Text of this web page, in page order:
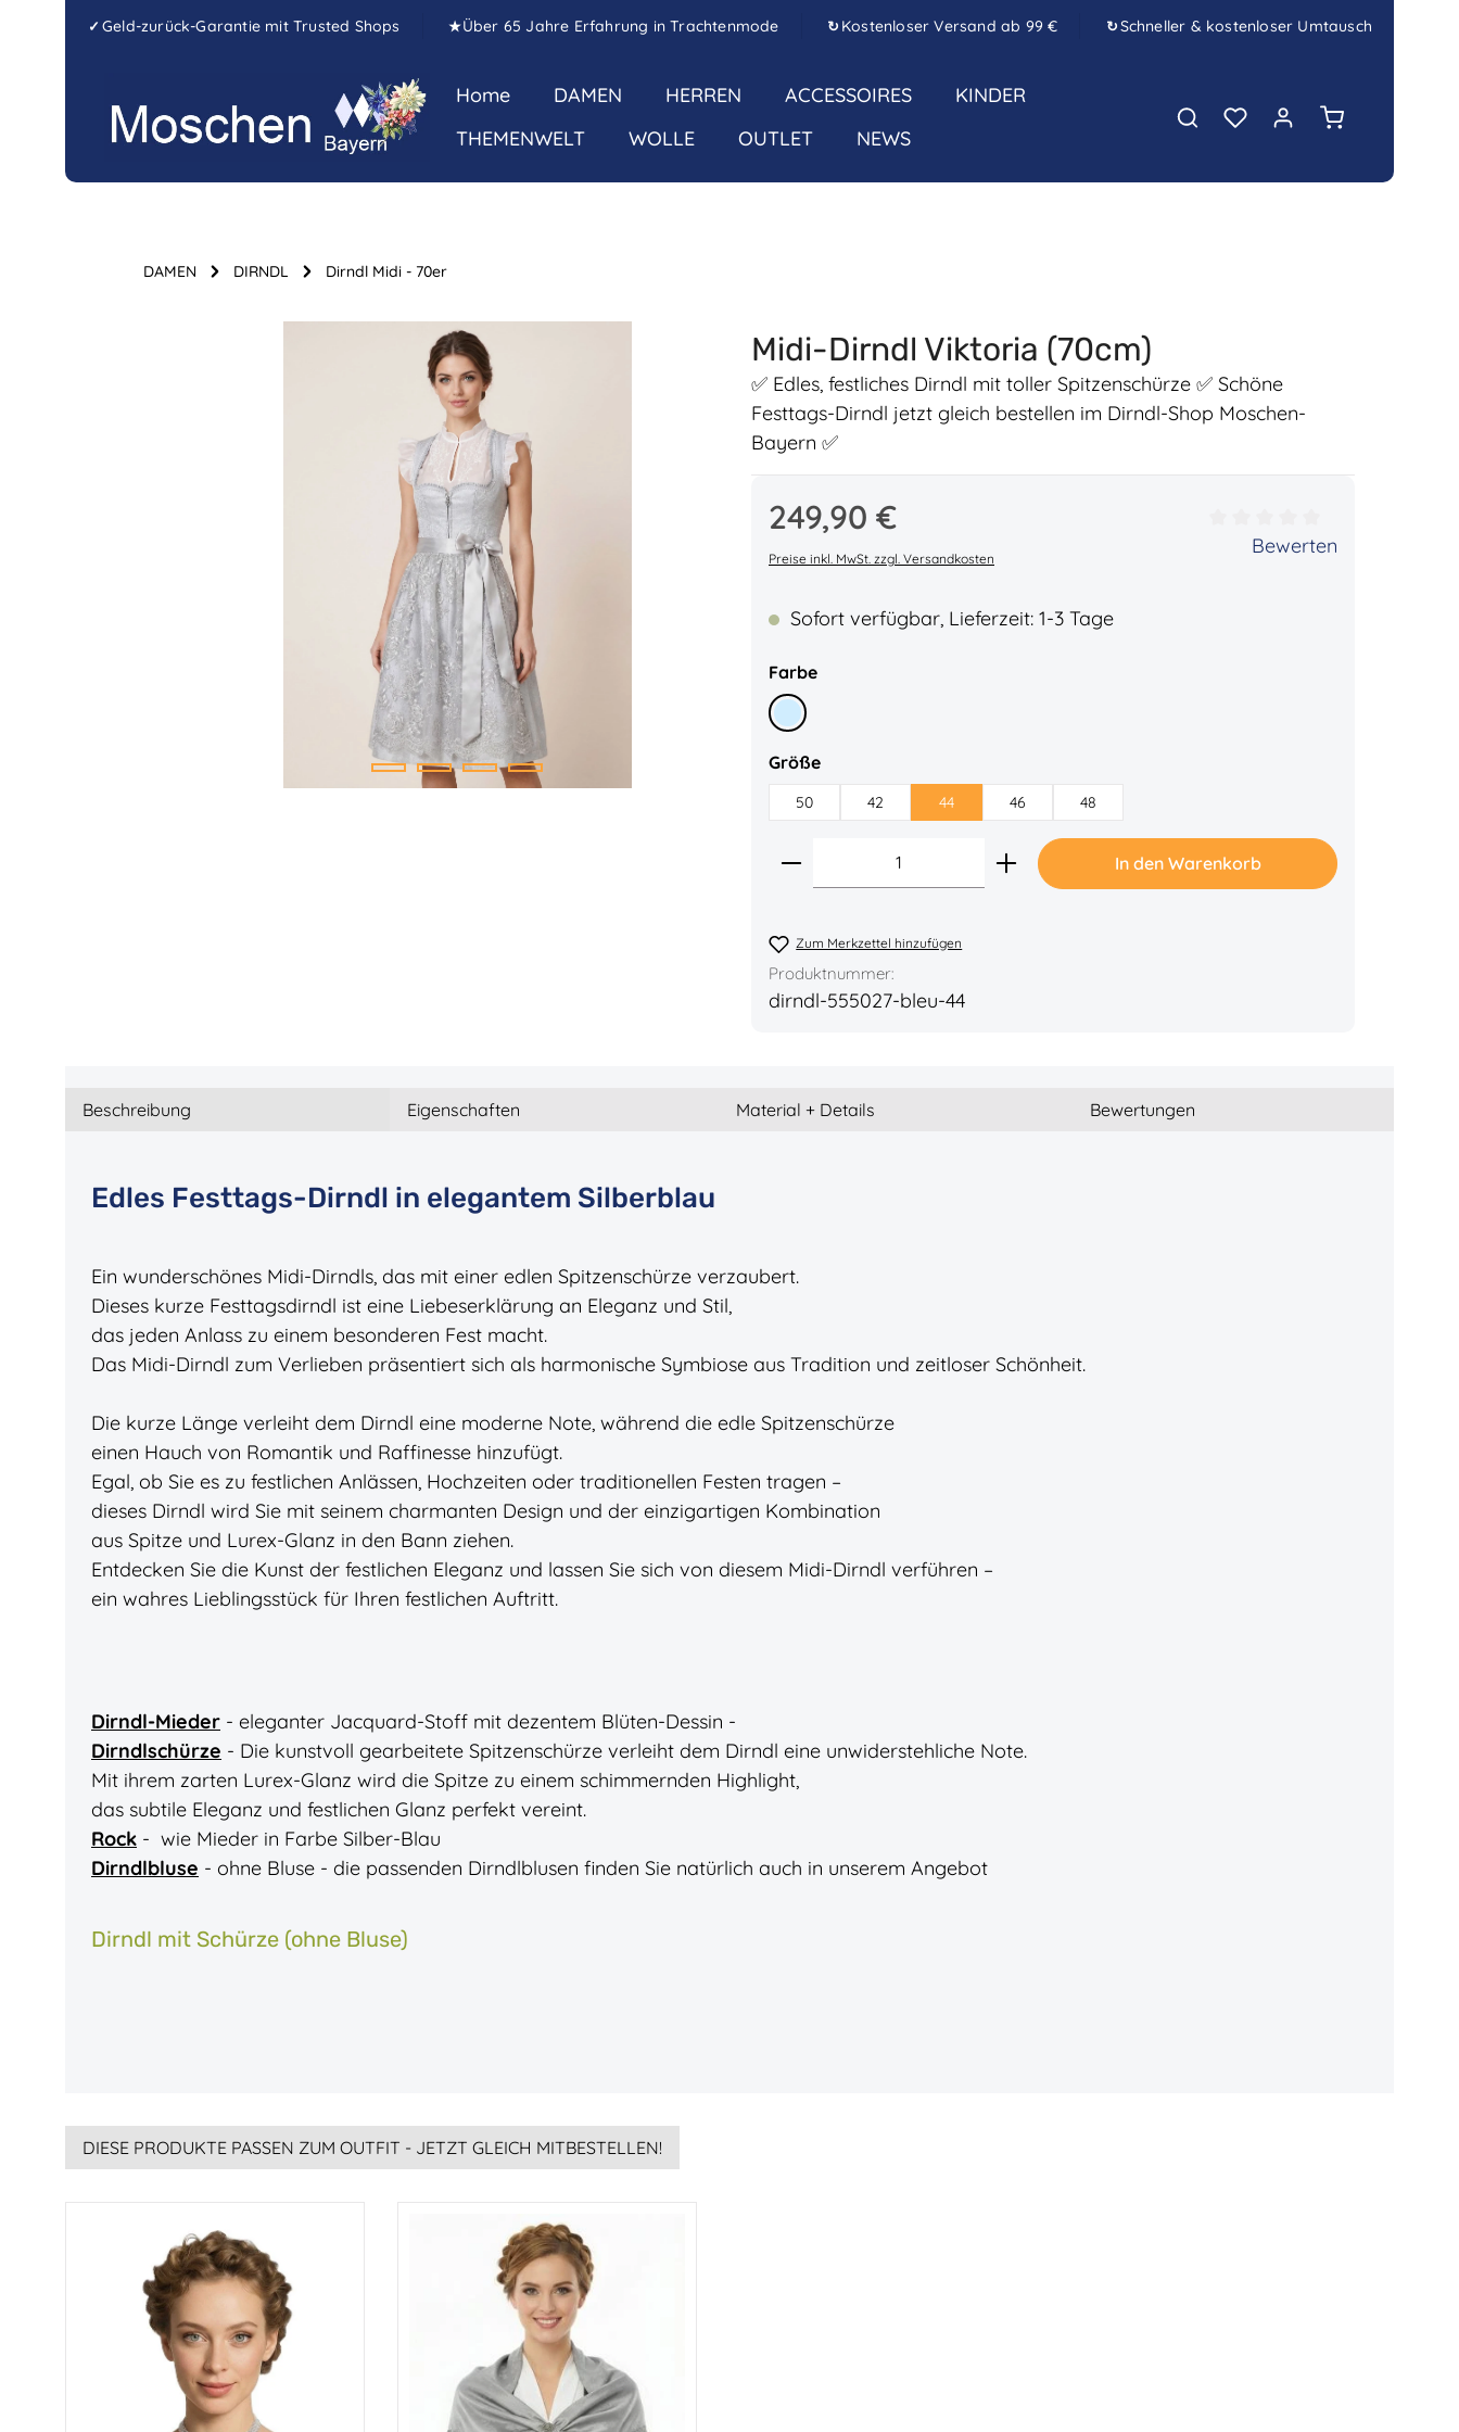
Zum Hauptinhalt springen
Zur Hauptnavigation springen
✓ Geld-zurück-Garantie mit Trusted Shops ★Über 65 Jahre Erfahrung in Trachtenmode ↻ Kostenloser Versand ab 99 € ↻Schneller & kostenloser Umtausch
Home DAMEN HERREN ACCESSOIRES
KINDER
THEMENWELT
WOLLE OUTLET NEWS
Warenkorb
DAMEN DIRNDL Dirndl Midi - 70er
Midi-Dirndl Viktoria (70cm)
✅ Edles, festliches Dirndl mit toller Spitzenschürze ✅ Schöne
Festtags-Dirndl jetzt gleich bestellen im Dirndl-Shop Moschen-
Bayern ✅
Regulärer Preis:
249,90 €
Preise inkl. MwSt. zzgl. Versandkosten
Bewerten
Sofort verfügbar, Lieferzeit: 1-3 Tage
Farbeauswählen
Eisblau
Größeauswählen
50 42 44 46 48
Produkt Anzahl: Gib den gewünschten Wert ein oder
In den Warenkorb
Zum Merkzettel hinzufügen
Produktnummer:
dirndl-555027-bleu-44
Beschreibung Eigenschaften Material + Details Bewertungen
Edles Festtags-Dirndl in elegantem Silberblau
Ein wunderschönes Midi-Dirndls, das mit einer edlen Spitzenschürze verzaubert.
Dieses kurze Festtagsdirndl ist eine Liebeserklärung an Eleganz und Stil,
das jeden Anlass zu einem besonderen Fest macht.
Das Midi-Dirndl zum Verlieben präsentiert sich als harmonische Symbiose aus Tradition und zeitloser Schönheit.
Die kurze Länge verleiht dem Dirndl eine moderne Note, während die edle Spitzenschürze
einen Hauch von Romantik und Raffinesse hinzufügt.
Egal, ob Sie es zu festlichen Anlässen, Hochzeiten oder traditionellen Festen tragen –
dieses Dirndl wird Sie mit seinem charmanten Design und der einzigartigen Kombination
aus Spitze und Lurex-Glanz in den Bann ziehen.
Entdecken Sie die Kunst der festlichen Eleganz und lassen Sie sich von diesem Midi-Dirndl verführen –
ein wahres Lieblingsstück für Ihren festlichen Auftritt.
Dirndl-Mieder - eleganter Jacquard-Stoff mit dezentem Blüten-Dessin -
Dirndlschürze - Die kunstvoll gearbeitete Spitzenschürze verleiht dem Dirndl eine unwiderstehliche Note.
Mit ihrem zarten Lurex-Glanz wird die Spitze zu einem schimmernden Highlight,
das subtile Eleganz und festlichen Glanz perfekt vereint.
Rock - wie Mieder in Farbe Silber-Blau
Dirndlbluse - ohne Bluse - die passenden Dirndlblusen finden Sie natürlich auch in unserem Angebot
Dirndl mit Schürze (ohne Bluse)
DIESE PRODUKTE PASSEN ZUM OUTFIT - JETZT GLEICH MITBESTELLEN!